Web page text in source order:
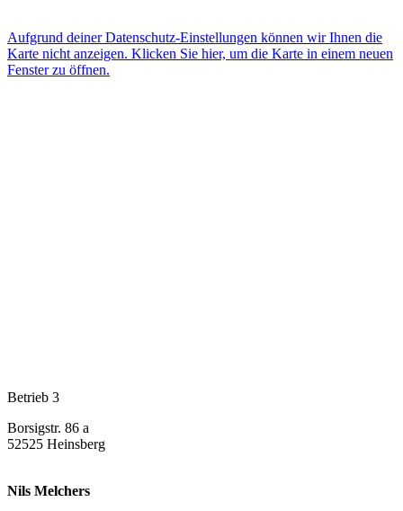
Aufgrund deiner Datenschutz-Einstellungen können wir Ihnen die
Karte nicht anzeigen. Klicken Sie hier, um die Karte in einem neuen
Fenster zu öffnen.
Betrieb 3
Borsigstr. 86 a
52525 Heinsberg
Nils Melchers